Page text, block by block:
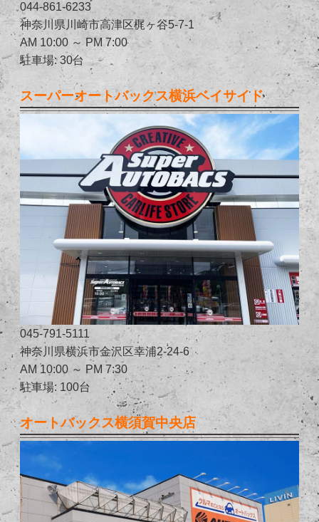
044-861-6233
神奈川県川崎市高津区梶ヶ谷5-7-1
AM 10:00 ～ PM 7:00
駐車場: 30台
スーパーオートバックス横浜ベイサイド
045-791-5111
神奈川県横浜市金沢区幸浦2-24-6
AM 10:00 ～ PM 7:30
駐車場: 100台
オートバックス横須賀中央店